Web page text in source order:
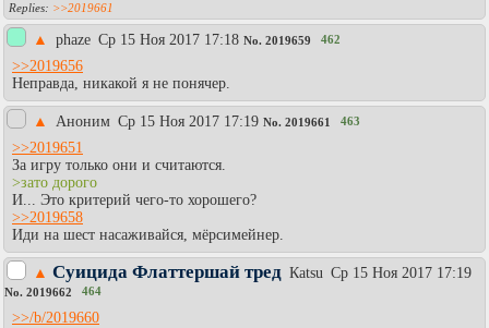
>>2019661
▲ phaze Ср 15 Ноя 2017 17:18 No. 2019659 462
>>2019656
Неправда, никакой я не понячер.
▲ Аноним Ср 15 Ноя 2017 17:19 No. 2019661 463
>>2019651
За игру только они и считаются.
>зато дорого
И... Это критерий чего-то хорошего?
>>2019658
Иди на шест насаживайся, мёрсимейнер.
▲ Суицида Флаттершай тред Каtsu Ср 15 Ноя 2017 17:19
No. 2019662 464
>>/b/2019660